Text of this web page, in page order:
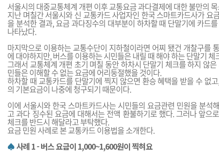
서울시의 대중교통체계 개편 이후 교통요금 과다결제에 대한 불만의
지난 며칠간 서울시와 신 교통카드 사업자인 한국 스마트카드사가 요
을 분석한 결과, 요금 과다징수의 대부분이 하차할 때 단말기에 카드
나타났다.
마지막으로 이용하는 교통수단이 지하철이라면 어찌 됐건 개찰구를
에 대야하지만, 버스를 이용하는 시민들은 내릴 때 해야 하는 단말기 체
그래서 교통체계 개편 초기 며칠 동안 하차시 단말기 체크를 하지 않
민들은 이해할 수 없는 요금에 어리둥절했을 것이다.
하차할 때 교통카드를 단말기에 찍지 않으면 환승 혜택을 받을 수 없
의 기본요금이 나중에 청구되기 때문이다.
이에 서울시와 한국 스마트카드사는 시민들의 요금관련 민원을 분석
고 과다 징수된 요금에 대해서는 전액 환불하기로 했다. 그러나 앞으
체크를 반드시 해달라고 부탁했다.
요금 민원 사례로 본 교통카드 이용법을 소개한다.
♠사례 1 - 버스 요금이 1,000~1,600원이 찍혀요